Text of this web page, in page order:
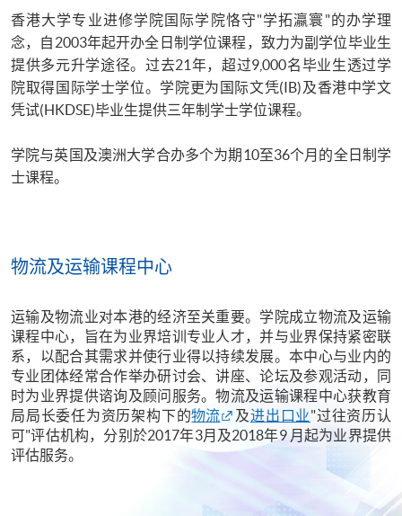
香港大学专业进修学院国际学院恪守"学拓瀛寰"的办学理
念，自2003年起开办全日制学位课程，致力为副学位毕业生
提供多元升学途径。过去21年，超过9,000名毕业生透过学
院取得国际学士学位。学院更为国际文凭(IB)及香港中学文
凭试(HKDSE)毕业生提供三年制学士学位课程。
学院与英国及澳洲大学合办多个为期10至36个月的全日制学
士课程。
物流及运输课程中心
运输及物流业对本港的经济至关重要。学院成立物流及运输
课程中心，旨在为业界培训专业人才，并与业界保持紧密联
系，以配合其需求并使行业得以持续发展。本中心与业内的
专业团体经常合作举办研讨会、讲座、论坛及参观活动，同
时为业界提供谘询及顾问服务。物流及运输课程中心获教育
局局长委任为资历架构下的物流 及进出口业"过往资历认
可"评估机构，分别於2017年3月及2018年9 月起为业界提供
评估服务。